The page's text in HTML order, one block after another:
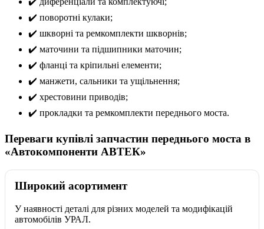
✔️ поворотні кулаки;
✔️ шкворні та ремкомплекти шкворнів;
✔️ маточини та підшипники маточин;
✔️ фланці та кріпильні елементи;
✔️ манжети, сальники та ущільнення;
✔️ хрестовини приводів;
✔️ прокладки та ремкомплекти переднього моста.
Переваги купівлі запчастин переднього моста в
«Автокомпоненти АВТЕК»
Широкий асортимент
У наявності деталі для різних моделей та модифікацій
автомобілів УРАЛ.